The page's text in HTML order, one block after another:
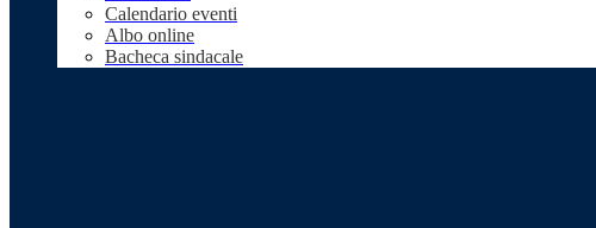
Calendario eventi
Albo online
Bacheca sindacale